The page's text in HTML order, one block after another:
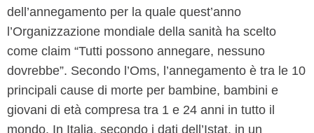
dell’annegamento per la quale quest’anno
l’Organizzazione mondiale della sanità ha scelto
come claim “Tutti possono annegare, nessuno
dovrebbe”. Secondo l’Oms, l’annegamento è tra le 10
principali cause di morte per bambine, bambini e
giovani di età compresa tra 1 e 24 anni in tutto il
mondo. In Italia, secondo i dati dell’Istat, in un